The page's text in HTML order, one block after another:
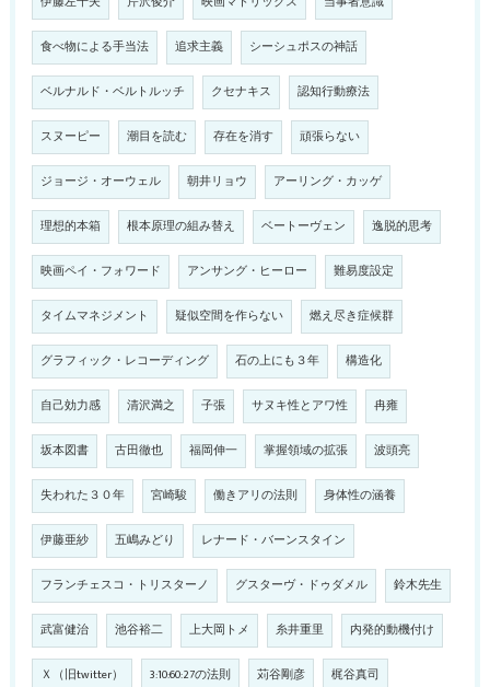
食べ物による手当法 追求主義 シーシュポスの神話
ベルナルド・ベルトルッチ クセナキス 認知行動療法
スヌーピー 潮目を読む 存在を消す 頑張らない
ジョージ・オーウェル 朝井リョウ アーリング・カッゲ
理想的本箱 根本原理の組み替え ベートーヴェン 逸脱的思考
映画ペイ・フォワード アンサング・ヒーロー 難易度設定
タイムマネジメント 疑似空間を作らない 燃え尽き症候群
グラフィック・レコーディング 石の上にも３年 構造化
自己効力感 清沢満之 子張 サヌキ性とアワ性 冉雍
坂本図書 古田徹也 福岡伸一 掌握領域の拡張 波頭亮
失われた３０年 宮崎駿 働きアリの法則 身体性の涵養
伊藤亜紗 五嶋みどり レナード・バーンスタイン
フランチェスコ・トリスターノ グスターヴ・ドゥダメル 鈴木先生
武富健治 池谷裕二 上大岡トメ 糸井重里 内発的動機付け
Ｘ（旧twitter） 3:10:60:27の法則 苅谷剛彦 梶谷真司